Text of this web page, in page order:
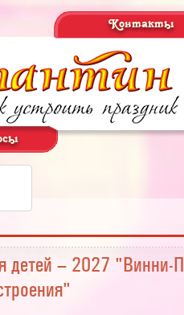
Контакты
детей – 2027 "Винни-